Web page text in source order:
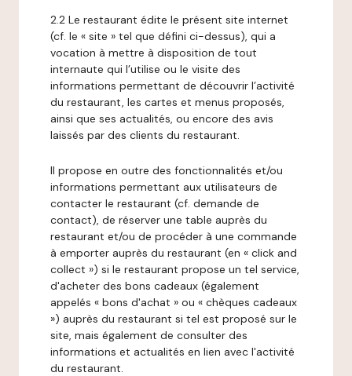
2.2 Le restaurant édite le présent site internet
(cf. le « site » tel que défini ci-dessus), qui a
vocation à mettre à disposition de tout
internaute qui l’utilise ou le visite des
informations permettant de découvrir l’activité
du restaurant, les cartes et menus proposés,
ainsi que ses actualités, ou encore des avis
laissés par des clients du restaurant.
Il propose en outre des fonctionnalités et/ou
informations permettant aux utilisateurs de
contacter le restaurant (cf. demande de
contact), de réserver une table auprès du
restaurant et/ou de procéder à une commande
à emporter auprès du restaurant (en « click and
collect ») si le restaurant propose un tel service,
d'acheter des bons cadeaux (également
appelés « bons d'achat » ou « chèques cadeaux
») auprès du restaurant si tel est proposé sur le
site, mais également de consulter des
informations et actualités en lien avec l'activité
du restaurant.